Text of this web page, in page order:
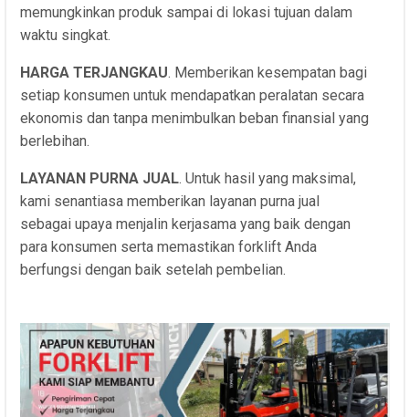
memungkinkan produk sampai di lokasi tujuan dalam
waktu singkat.
HARGA TERJANGKAU. Memberikan kesempatan bagi
setiap konsumen untuk mendapatkan peralatan secara
ekonomis dan tanpa menimbulkan beban finansial yang
berlebihan.
LAYANAN PURNA JUAL. Untuk hasil yang maksimal,
kami senantiasa memberikan layanan purna jual
sebagai upaya menjalin kerjasama yang baik dengan
para konsumen serta memastikan forklift Anda
berfungsi dengan baik setelah pembelian.